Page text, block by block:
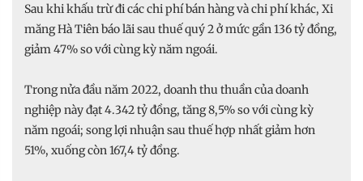
Sau khi khấu trừ đi các chi phí bán hàng và chi phí khác, Xi
măng Hà Tiên báo lãi sau thuế quý 2 ở mức gần 136 tỷ đồng,
giảm 47% so với cùng kỳ năm ngoái.
Trong nửa đầu năm 2022, doanh thu thuần của doanh
nghiệp này đạt 4.342 tỷ đồng, tăng 8,5% so với cùng kỳ
năm ngoái; song lợi nhuận sau thuế hợp nhất giảm hơn
51%, xuống còn 167,4 tỷ đồng.